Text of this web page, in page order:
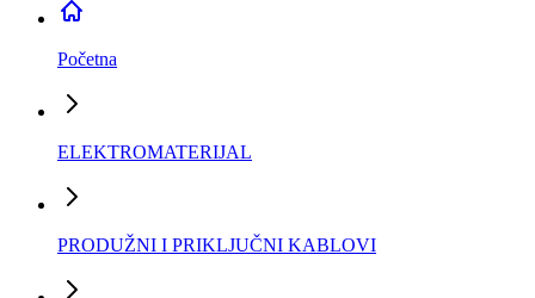
Početna
ELEKTROMATERIJAL
PRODUŽNI I PRIKLJUČNI KABLOVI